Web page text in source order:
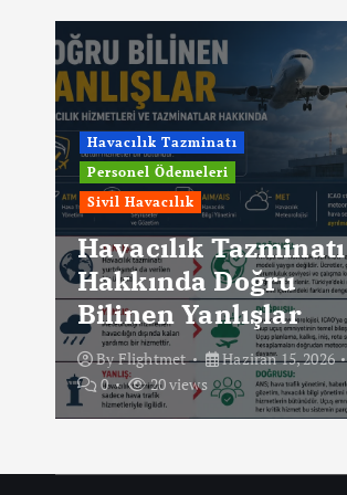
Havacılık Tazminatı
Personel Ödemeleri
Sivil Havacılık
Havacılık Tazminatı
Hakkında Doğru
Bilinen Yanlışlar
ByFlightmet
Haziran 15, 2026
0
20 views